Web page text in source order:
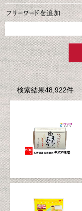
検索結果48,922件